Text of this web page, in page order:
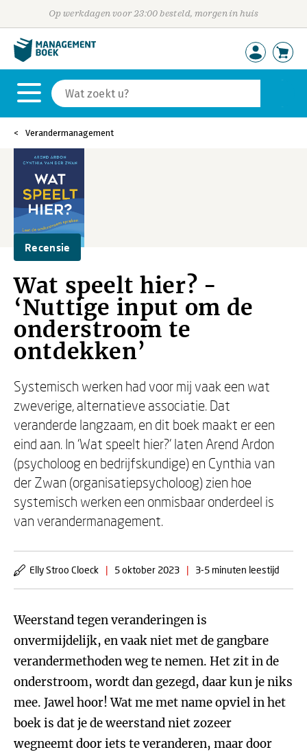
Op werkdagen voor 23:00 besteld, morgen in huis
Verandermanagement
Recensie
Wat speelt hier? -
‘Nuttige input om de
onderstroom te
ontdekken’
Systemisch werken had voor mij vaak een wat
zweverige, alternatieve associatie. Dat
veranderde langzaam, en dit boek maakt er een
eind aan. In ‘Wat speelt hier?’ laten Arend Ardon
(psycholoog en bedrijfskundige) en Cynthia van
der Zwan (organisatiepsycholoog) zien hoe
systemisch werken een onmisbaar onderdeel is
van verandermanagement.
Elly Stroo Cloeck | 5 oktober 2023 | 3-5 minuten leestijd
Weerstand tegen veranderingen is
onvermijdelijk, en vaak niet met de gangbare
verandermethoden weg te nemen. Het zit in de
onderstroom, wordt dan gezegd, daar kun je niks
mee. Jawel hoor! Wat me met name opviel in het
boek is dat je de weerstand niet zozeer
wegneemt door iets te veranderen, maar door